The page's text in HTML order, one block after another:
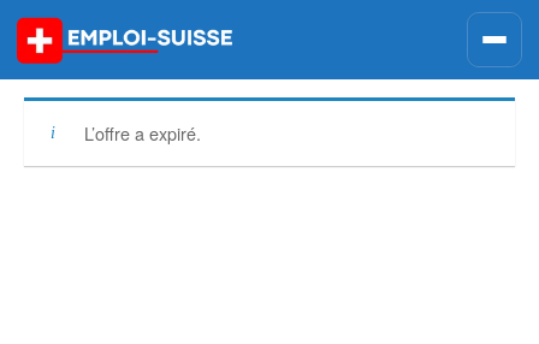
Skip
content
L’offre a expiré.